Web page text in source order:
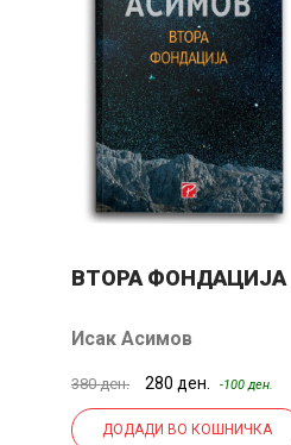
ВТОРА ФОНДАЦИЈА
Исак Асимов
380 ден. 280 ден. -100 ден.
ДОДАДИ ВО КОШНИЧКА